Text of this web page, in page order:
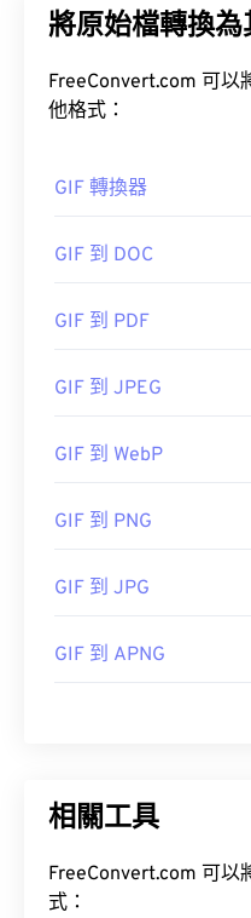
將原始檔轉換
FreeConvert.com 可以
他格式：
GIF 轉換器
GIF 到 DOC
GIF 到 PDF
GIF 到 JPEG
GIF 到 WebP
GIF 到 PNG
GIF 到 JPG
GIF 到 APNG
相關工具
FreeConvert.com 可以
式：